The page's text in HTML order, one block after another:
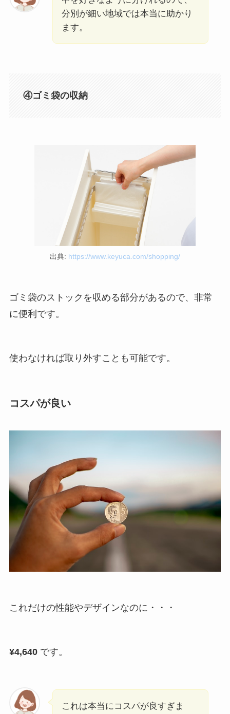
分別が細い地域では本当に助かり
ます。
④ゴミ袋の収納
出典: https://www.keyuca.com/shopping/
ゴミ袋のストックを収める部分があるので、非常
に便利です。
使わなければ取り外すことも可能です。
コスパが良い
これだけの性能やデザインなのに・・・
¥4,640です。
これは本当にコスパが良すぎま